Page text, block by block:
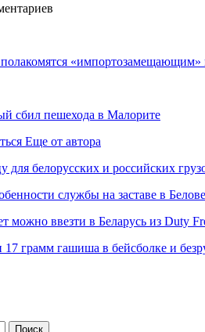
«импортозамещающим»
сбил пешехода в Малорите
Еще от автора
для белорусских и российских
службы на заставе в
можно ввезти в Беларусь из Duty
17 грамм гашиша в бейсболке и